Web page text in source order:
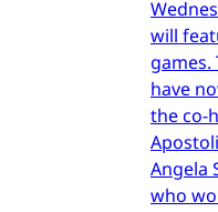
will
games.
have
the co-
Angela
who